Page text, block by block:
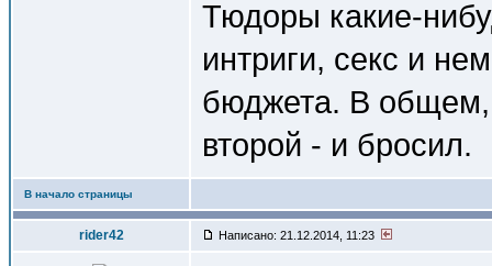
Тюдоры какие-
интриги, секс и
бюджета. В общем,
второй - и бросил.
В начало страницы
rider42 Написано: 21.12.2014, 11:23